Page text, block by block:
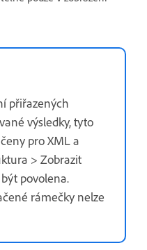
přiřazených
výsledky, tyto
pro XML a
> Zobrazit
povolena.
rámečky nelze